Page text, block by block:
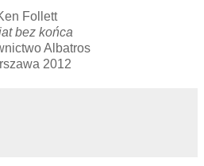
Follett
bez końca
Albatros
2012